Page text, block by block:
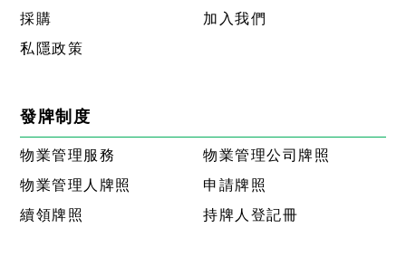
採購
加入我們
私隱政策
發牌制度
物業管理服務
物業管理公司牌照
物業管理人牌照
申請牌照
續領牌照
持牌人登記冊